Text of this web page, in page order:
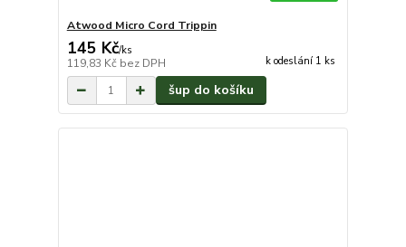
Atwood Micro Cord Trippin
145 Kč/ks
119,83 Kč bez DPH k odeslání 1 ks
šup do košíku